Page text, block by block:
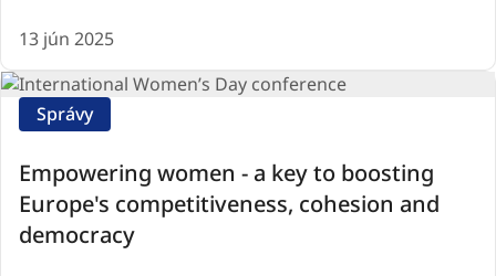
13 jún 2025
Empowering women - a key to boosting
Europe's competitiveness, cohesion and
democracy
Správy